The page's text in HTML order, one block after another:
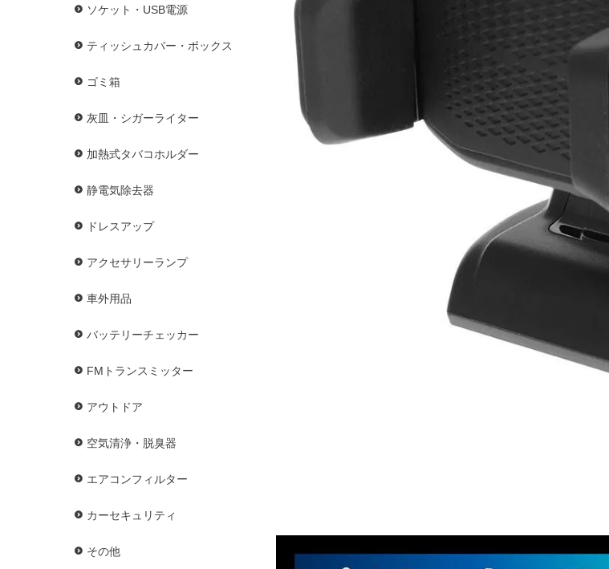
ソケット・USB電源
ティッシュカバー・ボックス
ゴミ箱
灰皿・シガーライター
加熱式タバコホルダー
静電気除去器
ドレスアップ
アクセサリーランプ
車外用品
バッテリーチェッカー
FMトランスミッター
アウトドア
空気清浄・脱臭器
エアコンフィルター
カーセキュリティ
その他